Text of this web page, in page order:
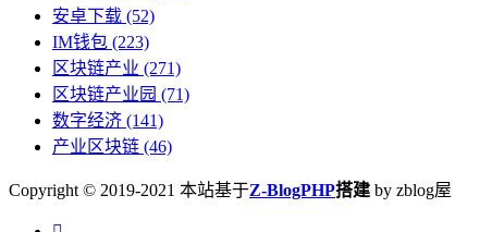
安卓下载 (52)
IM钱包 (223)
区块链产业 (271)
区块链产业园 (71)
数字经济 (141)
产业区块链 (46)
Copyright © 2019-2021 本站基于Z-BlogPHP搭建 by zblog屋